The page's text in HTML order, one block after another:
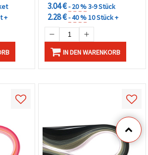
+
3.04 €- 20 %3-9 Stück
2.28 €- 40 %10 Stück +
IN DEN WARENKORB